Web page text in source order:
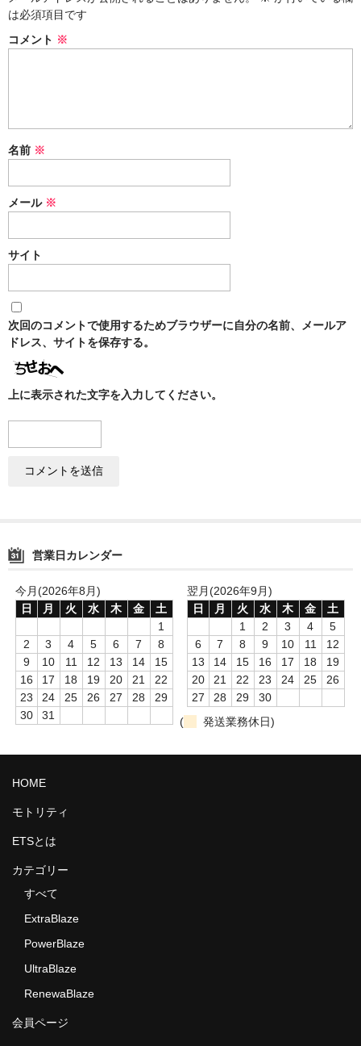
は必須項目です
コメント ※
名前 ※
メール ※
サイト
次回のコメントで使用するためブラウザーに自分の名前、メールア
ドレス、サイトを保存する。
上に表示された文字を入力してください。
営業日カレンダー
今月(2026年8月)
日
月 火 水 木 金
土
1
2
3 4 5 6 7
8
9
10 11 12 13 14
15
16
17 18 19 20 21
22
23
24 25 26 27 28
29
30
31
翌月(2026年9月)
日
月 火 水 木 金
土
1
2 3 4
5
6
7 8 9 10 11
12
13
14 15 16 17 18
19
20
21 22 23 24 25
26
27
28 29
30
(
発送業務休日)
HOME
モトリティ
ETSとは
カテゴリー
すべて
ExtraBlaze
PowerBlaze
UltraBlaze
RenewaBlaze
会員ページ